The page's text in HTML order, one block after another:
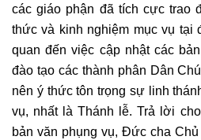
các giáo phận đã tích cực trao
thức và kinh nghiệm mục vụ tại
quan đến việc cập nhật các
đào tạo các thành phân Dân
nên ý thức tôn trọng sự linh
vụ, nhất là Thánh lễ. Trả lời
bản văn phụng vụ, Đức cha